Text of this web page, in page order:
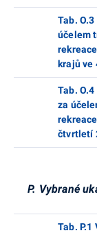
Tab.
účelem
krajů ve
Tab.
za
čtvrtletí
P. Vybrané
Tab.